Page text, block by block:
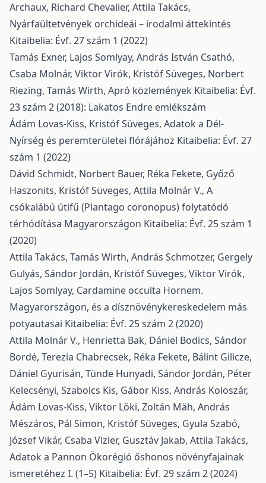
Archaux, Richard Chevalier, Attila Takács,
Nyárfaültetvények orchideái – irodalmi áttekintés
Kitaibelia: Évf. 27 szám 1 (2022)
Tamás Exner, Lajos Somlyay, András István Csathó,
Csaba Molnár, Viktor Virók, Kristóf Süveges, Norbert
Riezing, Tamás Wirth, Apró közlemények Kitaibelia: Évf.
23 szám 2 (2018): Lakatos Endre emlékszám
Ádám Lovas-Kiss, Kristóf Süveges, Adatok a Dél-
Nyírség és peremterületei flórájához Kitaibelia: Évf. 27
szám 1 (2022)
Dávid Schmidt, Norbert Bauer, Réka Fekete, Győző
Haszonits, Kristóf Süveges, Attila Molnár V., A
csókalábú útifű (Plantago coronopus) folytatódó
térhódítása Magyarországon Kitaibelia: Évf. 25 szám 1
(2020)
Attila Takács, Tamás Wirth, András Schmotzer, Gergely
Gulyás, Sándor Jordán, Kristóf Süveges, Viktor Virók,
Lajos Somlyay, Cardamine occulta Hornem.
Magyarországon, és a dísznövénykereskedelem más
potyautasai Kitaibelia: Évf. 25 szám 2 (2020)
Attila Molnár V., Henrietta Bak, Dániel Bodics, Sándor
Bordé, Terezia Chabrecsek, Réka Fekete, Bálint Gilicze,
Dániel Gyurisán, Tünde Hunyadi, Sándor Jordán, Péter
Kelecsényi, Szabolcs Kis, Gábor Kiss, András Koloszár,
Ádám Lovas-Kiss, Viktor Löki, Zoltán Mäh, András
Mészáros, Pál Simon, Kristóf Süveges, Gyula Szabó,
József Vikár, Csaba Vizler, Gusztáv Jakab, Attila Takács,
Adatok a Pannon Ökorégió őshonos növényfajainak
ismeretéhez I. (1–5) Kitaibelia: Évf. 29 szám 2 (2024)